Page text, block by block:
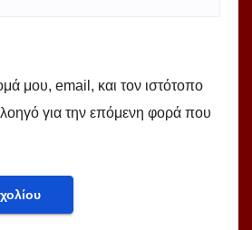
μου, email, και τον ιστότοπο
για την επόμενη φορά που